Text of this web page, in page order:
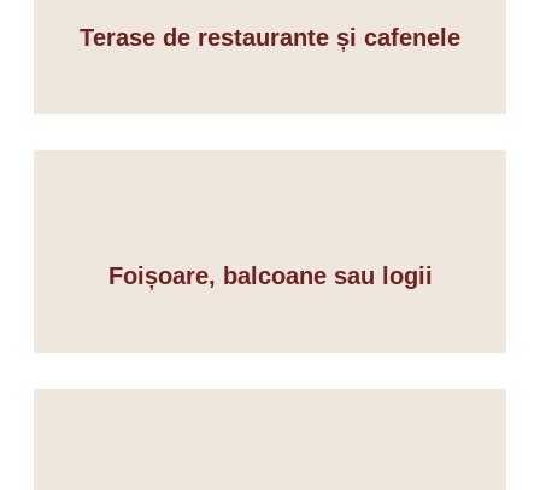
Terase de restaurante și cafenele
Foișoare, balcoane sau logii